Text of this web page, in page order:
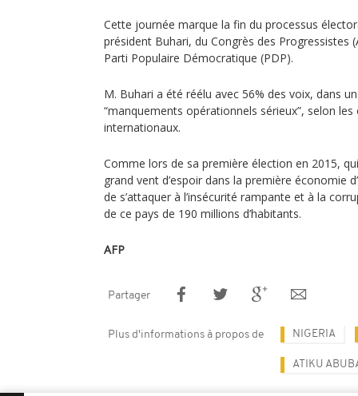
Cette journée marque la fin du processus
président Buhari, du Congrès des Progressistes
Parti Populaire Démocratique (PDP).
M. Buhari a été réélu avec 56% des voix, dans
“manquements opérationnels sérieux”, selon
internationaux.
Comme lors de sa première élection en 2015,
grand vent d’espoir dans la première économie
de s’attaquer à l’insécurité rampante et à la
de ce pays de 190 millions d’habitants.
AFP
Partager
Plus d'informations à propos de NIGERIA
ATIKU